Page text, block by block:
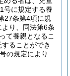
号に規定する養
27条第4項に規
り、同法第6条
て養親となるこ
ることができ
の規定により